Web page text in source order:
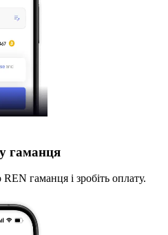
гаманця
гаманця і зробіть оплату.